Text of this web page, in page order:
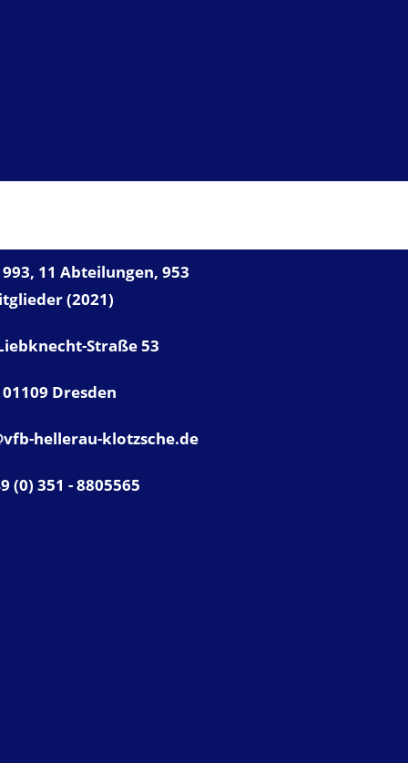
11 Abteilungen, 953
(2021)
Straße 53
01109 Dresden
hellerau-klotzsche.de
(0) 351 - 8805565